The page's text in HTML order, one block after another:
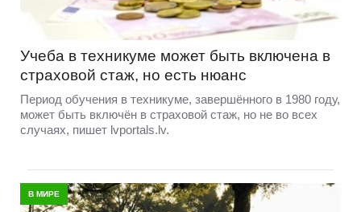
Учеба в техникуме может быть включена в
страховой стаж, но есть нюанс
Период обучения в техникуме, завершённого в 1980 году,
может быть включён в страховой стаж, но не во всех
случаях, пишет lvportals.lv.
В МИРЕ